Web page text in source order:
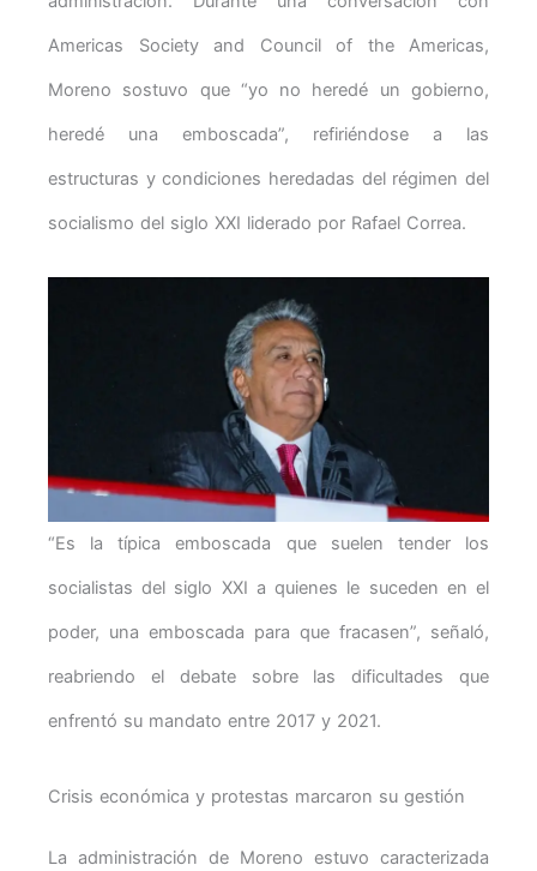
Americas Society and Council of the Americas,
Moreno sostuvo que “yo no heredé un gobierno,
heredé una emboscada”, refiriéndose a las
estructuras y condiciones heredadas del régimen del
socialismo del siglo XXI liderado por Rafael Correa.
“Es la típica emboscada que suelen tender los
socialistas del siglo XXI a quienes le suceden en el
poder, una emboscada para que fracasen”, señaló,
reabriendo el debate sobre las dificultades que
enfrentó su mandato entre 2017 y 2021.
Crisis económica y protestas marcaron su gestión
La administración de Moreno estuvo caracterizada